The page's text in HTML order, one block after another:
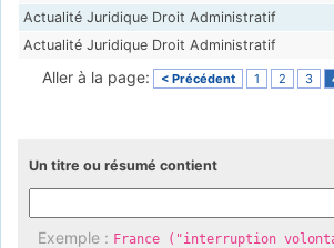
Actualité Juridique Droit Administratif
Actualité Juridique Droit Administratif
Aller à la page: < Précédent 1 2 3
Un titre ou résumé contient
Exemple : France ("interruption